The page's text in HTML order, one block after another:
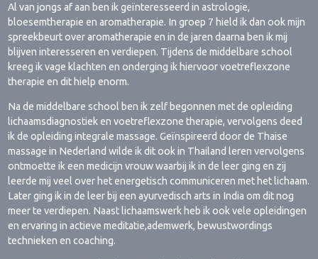
Al van jongs af aan ben ik geïnteresseerd in astrologie,
bloesemtherapie en aromatherapie. In groep 7 hield ik dan ook mijn
spreekbeurt over aromatherapie en in de jaren daarna ben ik mij
blijven interesseren en verdiepen. Tijdens de middelbare school
kreeg ik vage klachten en onderging ik hiervoor voetreflexzone
therapie en dit hielp enorm.
Na de middelbare school ben ik zelf begonnen met de opleiding
lichaamsdiagnostiek en voetreflexzone therapie, vervolgens deed
ik de opleiding integrale massage. Geïnspireerd door de Thaise
massage in Nederland wilde ik dit ook in Thailand leren vervolgens
ontmoette ik een medicijn vrouw waarbij ik in de leer ging en zij
leerde mij veel over het energetisch communiceren met het lichaam.
Later ging ik in de leer bij een ayurvedisch arts in India om dit nog
meer te verdiepen. Naast lichaamswerk heb ik ook vele opleidingen
en ervaring in actieve meditatie,ademwerk, bewustwordings
technieken en coaching.